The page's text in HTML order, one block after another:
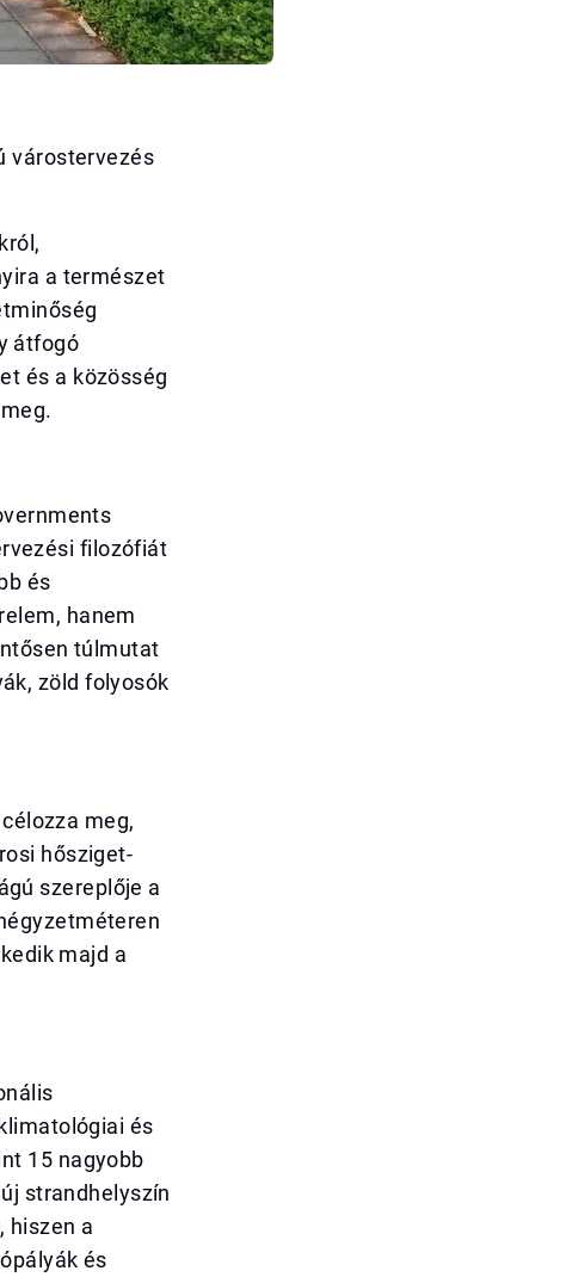
várostervezés
a természet
átfogó
és a közösség
filozófiát
és
hanem
túlmutat
zöld folyosók
meg,
hősziget-
szereplője a
majd a
és
15 nagyobb
strandhelyszín
hiszen a
és